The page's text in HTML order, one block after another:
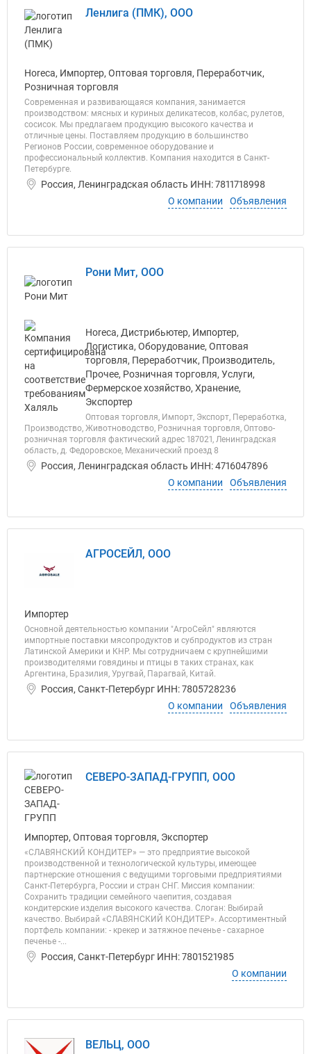
Ленлига (ПМК), ООО
Horeca, Импортер, Оптовая торговля, Переработчик,
Розничная торговля
Современная и развивающаяся компания, занимается
производством: мясных и куриных деликатесов, колбас, рулетов,
сосисок. Мы предлагаем продукцию высокого качества и
отличные цены. Поставляем продукцию в большинство
Регионов России, современное оборудование и
профессиональный коллектив. Компания находится в Санкт-
Петербурге.
Россия, Ленинградская область ИНН: 7811718998
О компании
Объявления
Рони Мит, ООО
Horeca, Дистрибьютер, Импортер,
Логистика, Оборудование, Оптовая
торговля, Переработчик, Производитель,
Прочее, Розничная торговля, Услуги,
Фермерское хозяйство, Хранение,
Экспортер
Оптовая торговля, Импорт, Экспорт, Переработка,
Производство, Животноводство, Розничная торговля, Оптово-
розничная торговля фактический адрес 187021, Ленинградская
область, д. Федоровское, Механический проезд 8
Россия, Ленинградская область ИНН: 4716047896
О компании
Объявления
АГРОСЕЙЛ, ООО
Импортер
Основной деятельностью компании "AгроСейл" являются
импортные поставки мясопродуктов и субпродуктов из стран
Латинской Америки и КНР. Мы сотрудничаем с крупнейшими
производителями говядины и птицы в таких странах, как
Аргентина, Бразилия, Уругвай, Парагвай, Китай.
Россия, Санкт-Петербург ИНН: 7805728236
О компании
Объявления
СЕВЕРО-ЗАПАД-ГРУПП, ООО
Импортер, Оптовая торговля, Экспортер
«СЛАВЯНСКИЙ КОНДИТЕР» — это предприятие высокой
производственной и технологической культуры, имеющее
партнерские отношения с ведущими торговыми предприятиями
Санкт-Петербурга, России и стран СНГ. Миссия компании:
Сохранить традиции семейного чаепития, создавая
кондитерские изделия высокого качества. Слоган: Выбирай
качество. Выбирай «СЛАВЯНСКИЙ КОНДИТЕР». Ассортиментный
портфель компании: - крекер и затяжное печенье - сахарное
печенье -...
Россия, Санкт-Петербург ИНН: 7801521985
О компании
ВЕЛЬЦ, ООО